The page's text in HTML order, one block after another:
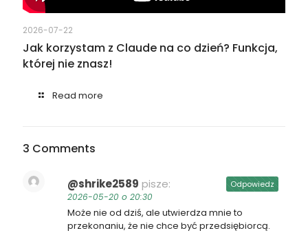
2026-07-22
Jak korzystam z Claude na co dzień? Funkcja,
której nie znasz!
Read more
3 Comments
@shrike2589 pisze:
2026-05-20 o 20:30
Może nie od dziś, ale utwierdza mnie to
przekonaniu, że nie chce być przedsiębiorcą.
Odpowiedz